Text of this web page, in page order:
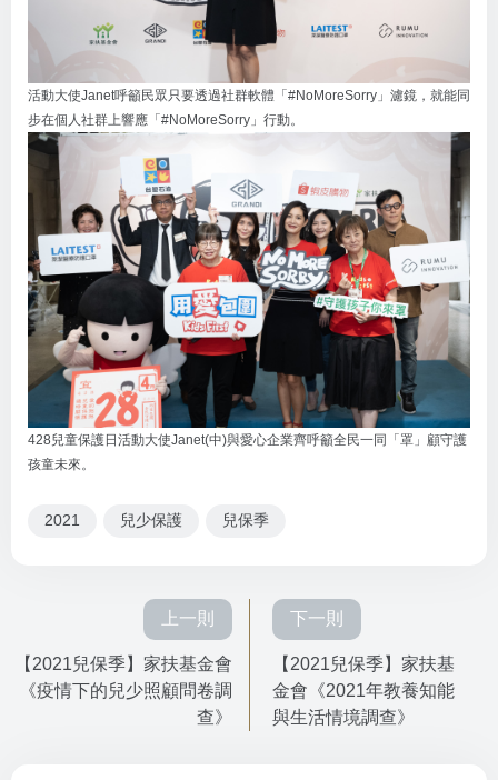
活動大使Janet呼籲民眾只要透過社群軟體「#NoMoreSorry」濾鏡，就能同
步在個人社群上響應「#NoMoreSorry」行動。
428兒童保護日活動大使Janet(中)與愛心企業齊呼籲全民一同「罩」顧守護
孩童未來。
2021 兒少保護 兒保季
上一則
【2021兒保季】家扶基金會
《疫情下的兒少照顧問卷調
查》
下一則
【2021兒保季】家扶基
金會《2021年教養知能
與生活情境調查》